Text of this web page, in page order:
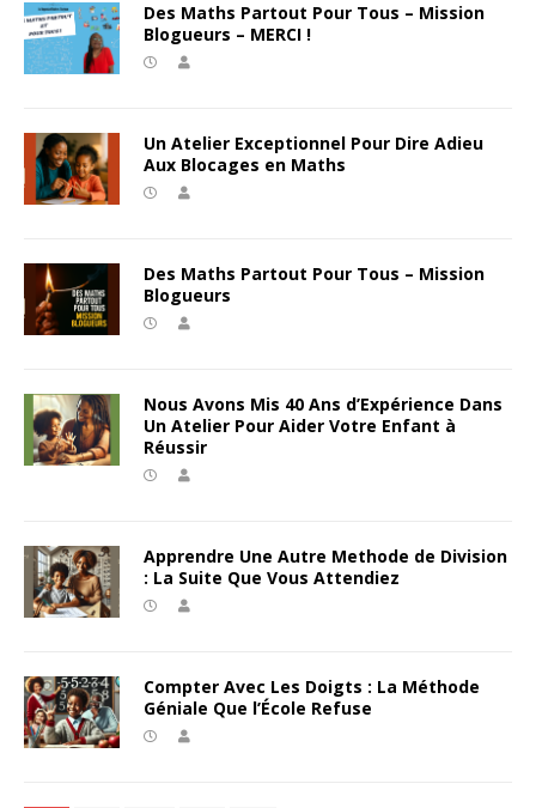
Des Maths Partout Pour Tous – Mission
Blogueurs – MERCI !
Un Atelier Exceptionnel Pour Dire Adieu
Aux Blocages en Maths
Des Maths Partout Pour Tous – Mission
Blogueurs
Nous Avons Mis 40 Ans d’Expérience Dans
Un Atelier Pour Aider Votre Enfant à
Réussir
Apprendre Une Autre Methode de Division
: La Suite Que Vous Attendiez
Compter Avec Les Doigts : La Méthode
Géniale Que l’École Refuse